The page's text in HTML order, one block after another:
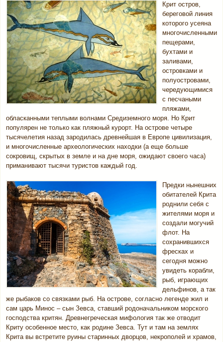
Крит остров,
береговой линия
которого усеяна
многочисленными
пещерами,
бухтами и
заливами,
островками и
полуостровами,
чередующимися
с песчаными
пляжами,
обласканными теплыми волнами Средиземного моря. Но Крит
популярен не только как пляжный курорт. На острове четыре
тысячелетия назад зародилась древнейшая в Европе цивилизация,
и многочисленные археологических находки (а еще больше
сокровищ, скрытых в земле и на дне моря, ожидают своего часа)
приманивают тысячи туристов каждый год.
Предки нынешних
обитателей Крита
роднили себя с
жителями моря и
создали могучий
флот. На
сохранившихся
фресках и
сегодня можно
увидеть корабли,
рыб, играющих
дельфинов, а так
же рыбаков со связками рыб. На острове, согласно легенде жил и
сам царь Минос – сын Зевса, ставший родоначальником морского
господства критян. Древнегреческая мифология так же отводит
Криту особенное место, как родине Зевса. Тут и там на землях
Крита вы встретите руины старинных дворцов, некрополей и храмов,